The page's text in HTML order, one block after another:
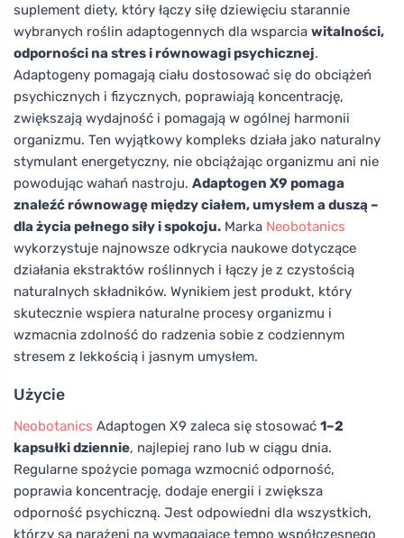
suplement diety, który łączy siłę dziewięciu starannie
wybranych roślin adaptogennych dla wsparcia witalności,
odporności na stres i równowagi psychicznej.
Adaptogeny pomagają ciału dostosować się do obciążeń
psychicznych i fizycznych, poprawiają koncentrację,
zwiększają wydajność i pomagają w ogólnej harmonii
organizmu. Ten wyjątkowy kompleks działa jako naturalny
stymulant energetyczny, nie obciążając organizmu ani nie
powodując wahań nastroju. Adaptogen X9 pomaga
znaleźć równowagę między ciałem, umysłem a duszą –
dla życia pełnego siły i spokoju. Marka Neobotanics
wykorzystuje najnowsze odkrycia naukowe dotyczące
działania ekstraktów roślinnych i łączy je z czystością
naturalnych składników. Wynikiem jest produkt, który
skutecznie wspiera naturalne procesy organizmu i
wzmacnia zdolność do radzenia sobie z codziennym
stresem z lekkością i jasnym umysłem.
Użycie
Neobotanics Adaptogen X9 zaleca się stosować 1–2
kapsułki dziennie, najlepiej rano lub w ciągu dnia.
Regularne spożycie pomaga wzmocnić odporność,
poprawia koncentrację, dodaje energii i zwiększa
odporność psychiczną. Jest odpowiedni dla wszystkich,
którzy są narażeni na wymagające tempo współczesnego